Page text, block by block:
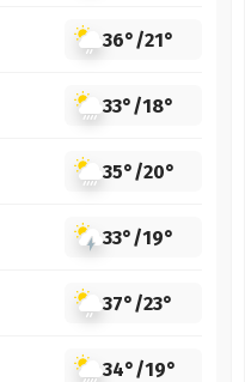
36°/21°
33°/18°
35°/20°
33°/19°
37°/23°
34°/19°